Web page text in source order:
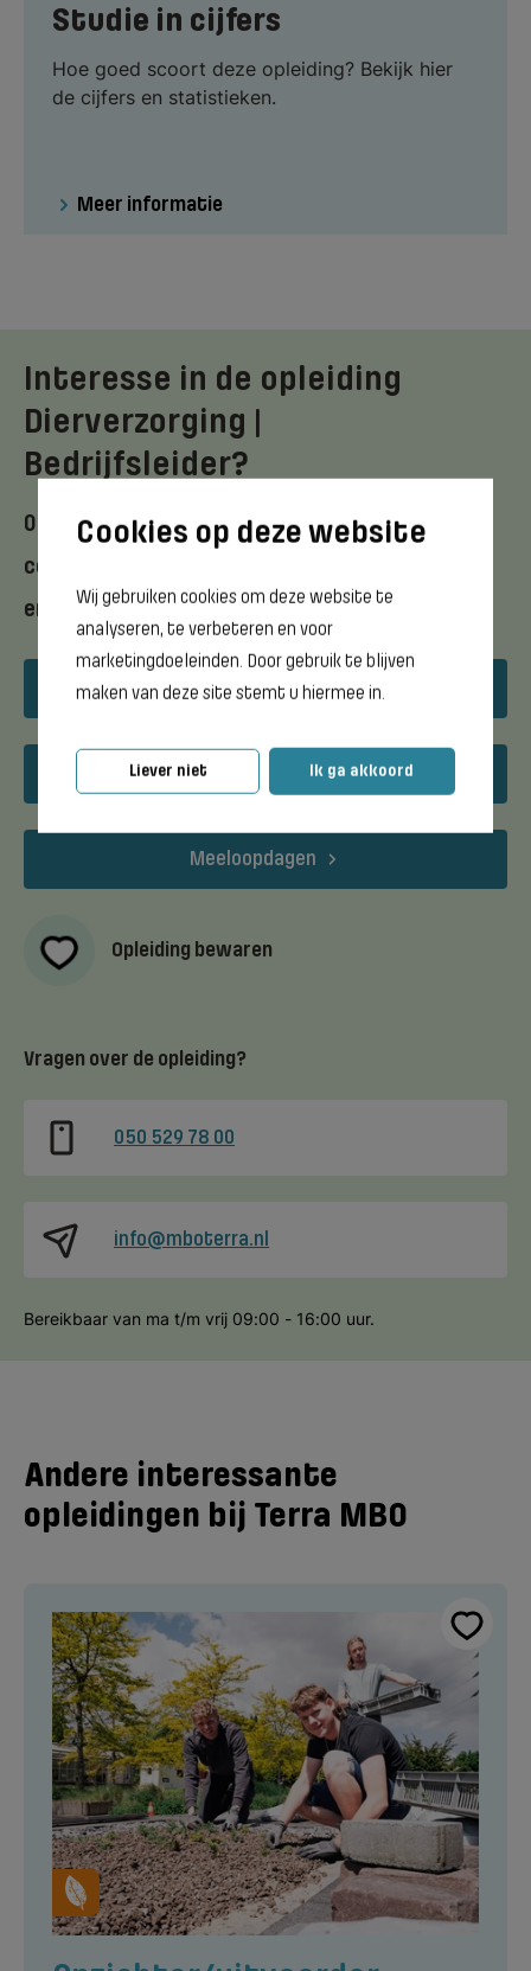
Wij gebruiken cookies om deze website te
analyseren, te verbeteren en voor
marketingdoeleinden. Door gebruik te blijven
maken van deze site stemt u hiermee in.
Liever niet Ik ga akkoord
Studie in cijfers
Hoe goed scoort deze opleiding? Bekijk hier
de cijfers en statistieken.
Meer informatie
Interesse in de opleiding
Dierverzorging |
Bedrijfsleider?
Ontdek meer in de brochure of neem
contact met ons op via mail of telefoon
en stel je vragen.
Download opleidingsflyer
Open dagen
Meeloopdagen
Opleiding bewaren
Vragen over de opleiding?
050 529 78 00
info@mboterra.nl
Bereikbaar van ma t/m vrij 09:00 - 16:00 uur.
Andere interessante
opleidingen bij Terra MBO